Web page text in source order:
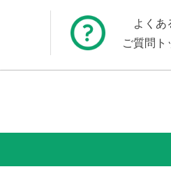
よくあ
ご質問ト